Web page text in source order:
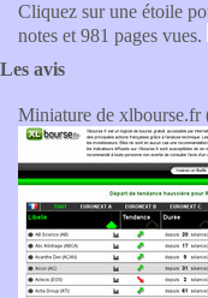
Cliquez sur une étoile
notes et 981 pages vues.
Les avis
Miniature de xlbourse.fr